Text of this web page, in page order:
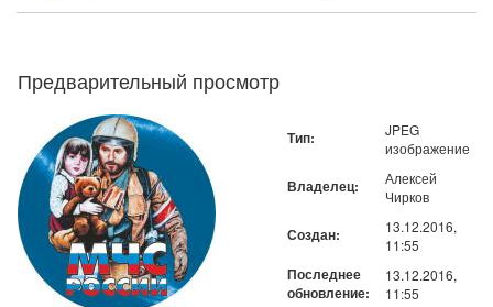
Предварительный просмотр
Тип:
JPEG
изображение
Владелец:
Алексей
Чирков
Создан:
13.12.2016,
11:55
Последнее
обновление:
13.12.2016,
11:55